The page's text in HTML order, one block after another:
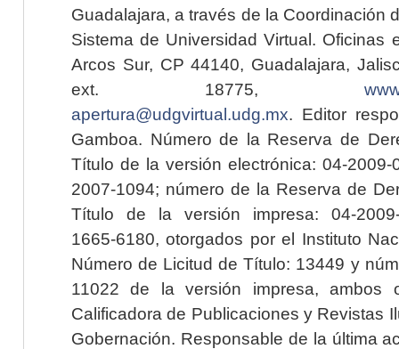
Guadalajara, a través de la Coordinación
Sistema de Universidad Virtual. Oficinas
Arcos Sur, CP 44140, Guadalajara,
ext. 18775,
apertura@udgvirtual.udg.mx. Editor
Gamboa. Número de la Reserva de
Título de la versión electrónica: 04-2009-
2007-1094; número de la Reserva de
Título de la versión impresa: 04-2009-
1665-6180, otorgados por el Instituto
Número de Licitud de Título: 13449 y
11022 de la versión impresa, ambos
Calificadora de Publicaciones y Revistas
Gobernación. Responsable de la última